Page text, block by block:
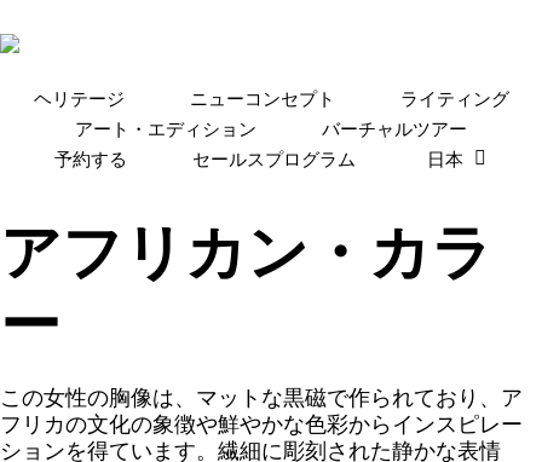
to
content
ヘリテージ ニューコンセプト
ライティング
アート・エディション
バーチャルツアー
予約する
セールスプログラム 日本
アフリカン・カラ
ー
この女性の胸像は、マットな黒磁で作られており、ア
フリカの文化の象徴や鮮やかな色彩からインスピレー
ションを得ています。繊細に彫刻された静かな表情